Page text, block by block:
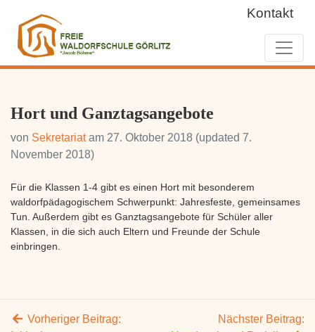
Kontakt
Hort und Ganztagsangebote
von Sekretariatam 27. Oktober 2018 (updated 7.
November 2018)
Für die Klassen 1-4 gibt es einen Hort mit besonderem
waldorfpädagogischem Schwerpunkt: Jahresfeste, gemeinsames
Tun. Außerdem gibt es Ganztagsangebote für Schüler aller
Klassen, in die sich auch Eltern und Freunde der Schule
einbringen.
Vorheriger Beitrag:
Nächster Beitrag: